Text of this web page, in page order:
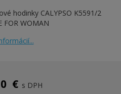
hodinky CALYPSO K5591/2
FOR WOMAN
€ s DPH